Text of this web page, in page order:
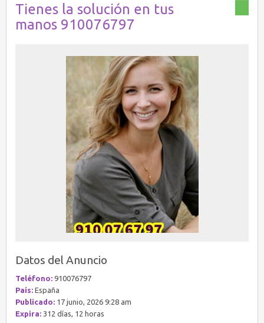
Tienes la solución en tus
manos 910076797
Datos del Anuncio
Teléfono: 910076797
País: España
Publicado: 17 junio, 2026 9:28 am
Expira: 312 días, 12 horas